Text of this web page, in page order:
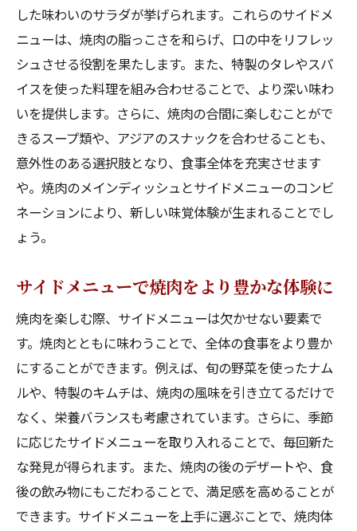
しい世界
焼肉とサイドメニューの新しい組み合わせ
焼肉店で出会う意外なサイドメニュー
焼肉ディナーで次に試したいサイドメニュ
ー
サイドメニューで焼肉を新鮮に楽しむ
焼肉の可能性を広げるサイドメニュー
焼肉とサイドメニューで新たな食体験を
した味わいのサラダが挙げられます。これらのサイドメ
ニューは、焼肉の脂っこさを和らげ、口の中をリフレッ
シュさせる役割を果たします。また、特製のタレやスパ
イスを使った料理を組み合わせることで、より深い味わ
いを提供します。さらに、焼肉の合間に楽しむことがで
きるスープ類や、アジアのスナックを合わせることも、
意外性のある選択肢となり、食事全体を充実させます
や。焼肉のメインディッシュとサイドメニューのコンビ
ネーションにより、新しい味覚体験が生まれることでし
ょう。
サイドメニューで焼肉をより豊かな体験に
焼肉を楽しむ際、サイドメニューは欠かせない要素で
す。焼肉とともに味わうことで、全体の食事をより豊か
にすることができます。例えば、旬の野菜を使ったナム
ルや、特製のキムチは、焼肉の風味を引き立てるだけで
なく、栄養バランスも考慮されています。さらに、季節
に応じたサイドメニューを取り入れることで、毎回新た
な発見が得られます。また、焼肉の後のデザートや、食
後の飲み物にもこだわることで、満足感を高めることが
できます。サイドメニューを上手に選ぶことで、焼肉体